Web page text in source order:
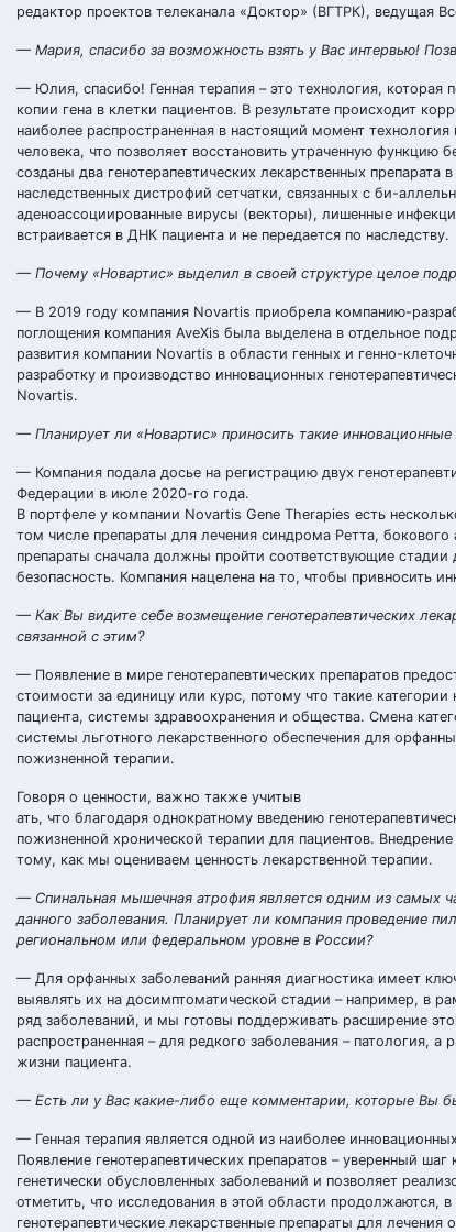
редактор проектов телеканала «Доктор» (ВГТРК), ведущая
— Мария, спасибо за возможность взять у Вас интервью!
— Юлия, спасибо! Генная терапия – это технология, которая
копии гена в клетки пациентов. В результате происходит
наиболее распространенная в настоящий момент
человека, что позволяет восстановить утраченную
созданы два генотерапевтических лекарственных
наследственных дистрофий сетчатки, связанных с би-
аденоассоциированные вирусы (векторы), лишенные
встраивается в ДНК пациента и не передается по наследству.
— Почему «Новартис» выделил в своей структуре целое
— В 2019 году компания Novartis приобрела компанию-
поглощения компания AveXis была выделена в отдельное
развития компании Novartis в области генных и генно-
разработку и производство инновационных
Novartis.
— Планирует ли «Новартис» приносить такие
— Компания подала досье на регистрацию двух
Федерации в июле 2020-го года.
В портфеле у компании Novartis Gene Therapies есть
том числе препараты для лечения синдрома Ретта,
препараты сначала должны пройти соответствующие
безопасность. Компания нацелена на то, чтобы привносить
— Как Вы видите себе возмещение генотерапевтических
связанной с этим?
— Появление в мире генотерапевтических препаратов
стоимости за единицу или курс, потому что такие
пациента, системы здравоохранения и общества. Смена
системы льготного лекарственного обеспечения для
пожизненной терапии.
Говоря о ценности, важно также учитыв
ать, что благодаря однократному введению
пожизненной хронической терапии для пациентов.
тому, как мы оцениваем ценность лекарственной терапии.
— Спинальная мышечная атрофия является одним из самых
данного заболевания. Планирует ли компания проведение
региональном или федеральном уровне в России?
— Для орфанных заболеваний ранняя диагностика имеет
выявлять их на досимптоматической стадии – например, в
ряд заболеваний, и мы готовы поддерживать расширение
распространенная – для редкого заболевания – патология,
жизни пациента.
— Есть ли у Вас какие-либо еще комментарии, которые Вы
— Генная терапия является одной из наиболее
Появление генотерапевтических препаратов – уверенный
генетически обусловленных заболеваний и позволяет
отметить, что исследования в этой области продолжаются,
генотерапевтические лекарственные препараты для лечения